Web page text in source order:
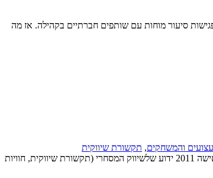
סיעור מוחות עם שותפים חברתיים בקהילה. אז מה
והמשחקים, תקשורת שיווקית
למסרים שגלומים במוצרים ובתקשורת השיווקית של חברות עשויה להיות השפעה חברתית משמעותית. איך זה קשור למעמד האישה בהווה ובעתיד? פוסט לרגל יום האישה 2011 ידוע שלשיווק המסחרי (תקשורת שיווקית, חוויות